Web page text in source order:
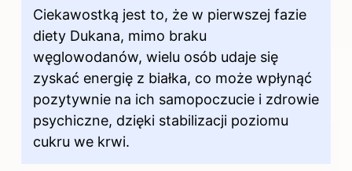
Ciekawostką jest to, że w pierwszej fazie
diety Dukana, mimo braku
węglowodanów, wielu osób udaje się
zyskać energię z białka, co może wpłynąć
pozytywnie na ich samopoczucie i zdrowie
psychiczne, dzięki stabilizacji poziomu
cukru we krwi.